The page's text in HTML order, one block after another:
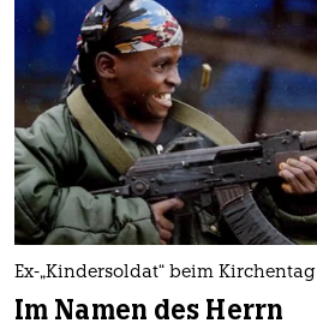
Ex-„Kindersoldat“ beim Kirchentag
Im Namen des Herrn